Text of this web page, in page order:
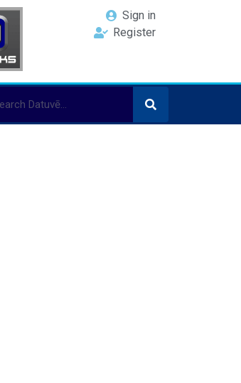
Sign in
Register